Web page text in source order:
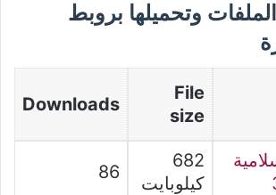
وتحميلها بروبط
File
size
Downloads
682
كيلوبايت
86